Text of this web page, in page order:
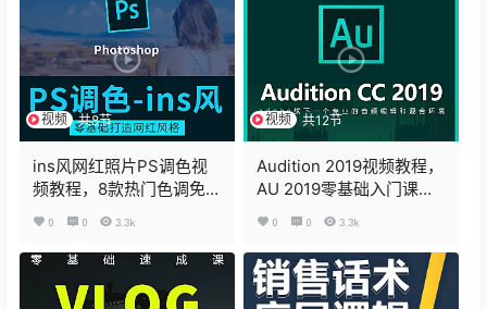
视频 共8节
ins风网红照片PS调色视
频教程，8款热门色调免费
0 0 3.3k
视频 共12节
Audition 2019视频教程，
AU 2019零基础入门课程
0 0 3.3k